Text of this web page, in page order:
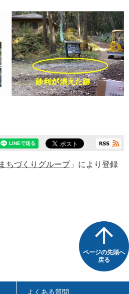
ちづくりグループ」により登録
ページの先頭へ
戻る
よくある質問